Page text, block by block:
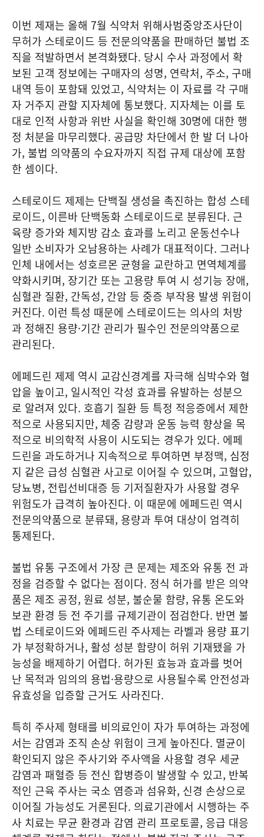
이번 제재는 올해 7월 식약처 위해사범중앙조사단이
무허가 스테로이드 등 전문의약품을 판매하던 불법 조
직을 적발하면서 본격화됐다. 당시 수사 과정에서 확
보된 고객 정보에는 구매자의 성명, 연락처, 주소, 구매
내역 등이 포함돼 있었고, 식약처는 이 자료를 각 구매
자 거주지 관할 지자체에 통보했다. 지자체는 이를 토
대로 인적 사항과 위반 사실을 확인해 30명에 대한 행
정 처분을 마무리했다. 공급망 차단에서 한 발 더 나아
가, 불법 의약품의 수요자까지 직접 규제 대상에 포함
한 셈이다.
스테로이드 제제는 단백질 생성을 촉진하는 합성 스테
로이드, 이른바 단백동화 스테로이드로 분류된다. 근
육량 증가와 체지방 감소 효과를 노리고 운동선수나
일반 소비자가 오남용하는 사례가 대표적이다. 그러나
인체 내에서는 성호르몬 균형을 교란하고 면역체계를
약화시키며, 장기간 또는 고용량 투여 시 성기능 장애,
심혈관 질환, 간독성, 간암 등 중증 부작용 발생 위험이
커진다. 이런 특성 때문에 스테로이드는 의사의 처방
과 정해진 용량·기간 관리가 필수인 전문의약품으로
관리된다.
에페드린 제제 역시 교감신경계를 자극해 심박수와 혈
압을 높이고, 일시적인 각성 효과를 유발하는 성분으
로 알려져 있다. 호흡기 질환 등 특정 적응증에서 제한
적으로 사용되지만, 체중 감량과 운동 능력 향상을 목
적으로 비의학적 사용이 시도되는 경우가 있다. 에페
드린을 과도하거나 지속적으로 투여하면 부정맥, 심정
지 같은 급성 심혈관 사고로 이어질 수 있으며, 고혈압,
당뇨병, 전립선비대증 등 기저질환자가 사용할 경우
위험도가 급격히 높아진다. 이 때문에 에페드린 역시
전문의약품으로 분류돼, 용량과 투여 대상이 엄격히
통제된다.
불법 유통 구조에서 가장 큰 문제는 제조와 유통 전 과
정을 검증할 수 없다는 점이다. 정식 허가를 받은 의약
품은 제조 공정, 원료 성분, 불순물 함량, 유통 온도와
보관 환경 등 전 주기를 규제기관이 점검한다. 반면 불
법 스테로이드와 에페드린 주사제는 라벨과 용량 표기
가 부정확하거나, 활성 성분 함량이 허위 기재됐을 가
능성을 배제하기 어렵다. 허가된 효능과 효과를 벗어
난 목적과 임의의 용법·용량으로 사용될수록 안전성과
유효성을 입증할 근거도 사라진다.
특히 주사제 형태를 비의료인이 자가 투여하는 과정에
서는 감염과 조직 손상 위험이 크게 높아진다. 멸균이
확인되지 않은 주사기와 주사액을 사용할 경우 세균
감염과 패혈증 등 전신 합병증이 발생할 수 있고, 반복
적인 근육 주사는 국소 염증과 섬유화, 신경 손상으로
이어질 가능성도 거론된다. 의료기관에서 시행하는 주
사 치료는 무균 환경과 감염 관리 프로토콜, 응급 대응